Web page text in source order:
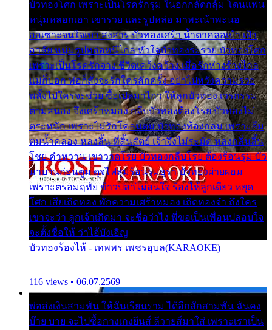
บัวทองโศก เพราะเป็นโรครักรุม ในอกกลัดกลุ้ม โดนแฟน
หนุ่มหลอกเอา เขารวย และรูปหล่อ มาพะเน้าพะนอ
ออเซาะจนใจเบา สงสาร บัวทองเศร้า น้ำตาคลอเบ้า เฝ้า
อาลัย หนุ่มรูปหล่อหนีไกล หัวใจบัวทองระรวย บัวทองโศก
เพราะเป็นโรครักจาง ชีวิตเคว้งคว้าง เมื่อรักห่างร้างไกล
แม่ก็บอก พ่อก็สั่งจะรักใครสักครั้ง อย่าไปหวังความรวย
พลั้งไปใครจะช่วย ซื้อเปลมาไกว ให้ลูกบัวทอง เวรกรรม
ตามสนอง จึงเศร้าหมอง กลีบบัวทองต้องโรย บัวทองไม่
ตระหนัก เพราะไม่รักโคลนตม บัวทองท้องกลม เพราะลืม
ตมน้ำคลอง หลงลิ้น ที่สิ้นสัตย์ เจ้าจึงไม่ระมัด หลงกลิ่นลิ้น
โชย คำหวาน เขาวาดโรย บัวทองกลีบโรย ต้องร้อนรุม บัว
มาบานก่อนตูม ดุจไฟสุมร้อนรุมอุรา บัวทองผ่ายผอม
เพราะตรอมฤทัย ข้าวปลาไม่สนใจ ร้องไห้ลูกเดียว หยุด
โศก เสียเถิดทอง พักความเศร้าหมอง เถิดทองจ๋า ถึงใคร
เขาจะว่า ลูกเจ้าเกิดมา จะชื่อว่าไง พี่ขอเป็นเพื่อนปลอบใจ
จะตั้งชื่อให้ ว่าไอ้บังเอิญ
บัวทองร้องไห้ - เทพพร เพชรอุบล(KARAOKE)
116 views • 06.07.2569
พ่อส่งเงินสามพัน ให้ฉันเรียนราม ได้อีกสักสามพัน ฉันคง
บ๊าย บาย จะไปซื้อกางเกงยีนส์ ลีวายส์มาใส่ เพราะเราเป็น